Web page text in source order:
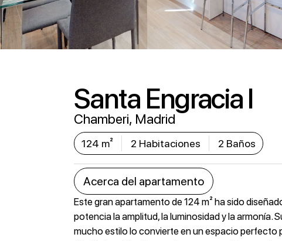
Santa Engracia I
Chamberi, Madrid
124 m² 2 Habitaciones 2 Baños
Acerca del apartamento
Este gran apartamento de 124 m² ha sido
potencia la amplitud, la luminosidad y la armonía.
mucho estilo lo convierte en un espacio perfecto